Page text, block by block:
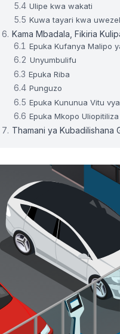
$21,835.20
$21,469.65
$21,102.73
$20,734.43
$19,993.69
$19,621.23
$19,247.38
$18,872.12
$18,495.46
Ulipe kwa wakati
Kuwa tayari kwa
Kama Mbadala, Fikiria
Epuka Kufanya Malipo
Unyumbulifu
Epuka Riba
Punguzo
Epuka Kununua Vitu
Epuka Mkopo
Thamani ya Kubadilishana